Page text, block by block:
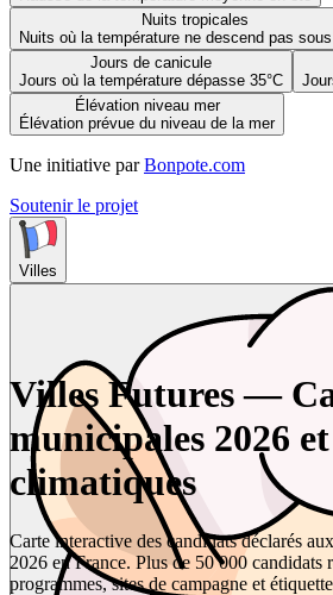
Nuits tropicales
Nuits où la température ne descend pas sous
Jours de canicule
Jours où la température dépasse 35°C
Élévation niveau mer
Élévation prévue du niveau de la mer
Une initiative par Bonpote.com
Soutenir le projet
Villes
Villes Futures —
municipales 2026
climatiques
Carte interactive des candidats déclarés
2026 en France. Plus de 50 000 candidats
programmes, sites de campagne et